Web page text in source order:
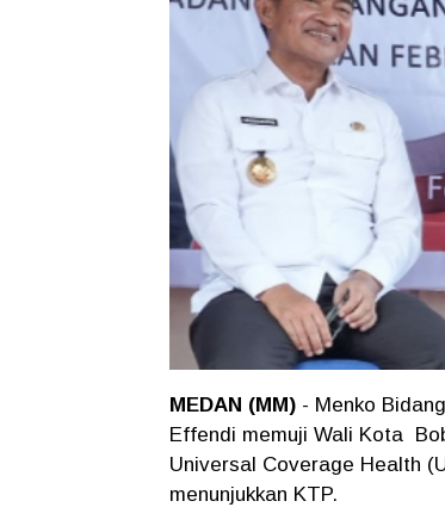
MEDAN (MM) - Menko
Effendi memuji Wali Kota
Universal Coverage Health
menunjukkan KTP.